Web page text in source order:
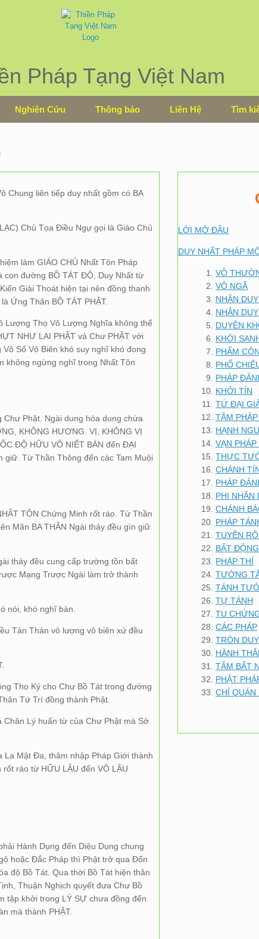
Pháp Tạng Việt Nam
Nghiên Cứu Thông báo Liên Hệ Tìm
Chung liên tiếp duy nhất gồm có BA
Chủ Tọa Điều Ngự gọi là Giáo Chủ
làm GIÁO CHỦ Nhất Tôn Pháp
con đường BỒ TÁT ĐỘ, Duy Nhất từ
Giải Thoát hiện tại nên đồng thanh
Ứng Thân BỒ TÁT PHẬT.
Lượng Thọ Vô Lượng Nghĩa không thể
NHƯ LAI PHẬT và Chư PHẬT với
Số Vô Biên khó suy nghĩ khó đong
không ngừng nghĩ trong Nhất Tôn
Phật. Ngài dung hòa dung chứa
KHÔNG HƯƠNG. VỊ, KHÔNG VỊ
ĐỘ HỮU VÔ NIẾT BÀN đến ĐẠI
giữ. Từ Thần Thông đến các Tam Muội
TÔN Chứng Minh rốt ráo. Từ Thần
Mãn BA THÂN Ngài thảy đều gìn giữ
thảy đều cung cấp trường tồn bất
Mạng Trược Ngài làm trở thành
nói, khó nghĩ bàn.
Tán Thán vô lượng vô biên xứ đều
Thọ Ký cho Chư Bồ Tát trong đường
Tứ Trí đồng thành Phật.
Lý huấn từ của Chư Phật mà Sở
Mật Đa, thâm nhập Pháp Giới thành
ráo từ HỮU LẬU đến VÔ LẬU
Hành Dụng đến Diệu Dụng chung
hoặc Đắc Pháp thì Phật trở qua Đốn
độ Bồ Tát. Qua thời Bồ Tát hiện thân
Thuận Nghịch quyết đưa Chư Bồ
tập khởi trong LÝ SỰ chưa đồng đến
mà thành PHẬT.
LỜI MỞ ĐẦU
DUY NHẤT PHÁP
VÔ
VÔ NGÃ
NHÂN
NHÂN
DUYÊN
KHỞI
PHẨM
PHỔ
PHÁP
KHỞI TÍN
TỨ ĐẠI
TÂM
HẠNH
VẠN
THỰC
CHÁNH
PHÁP
PHI NHÂN
CHÁNH
PHÁP
TUYÊN
BẤT ĐỘNG
PHÁP THÍ
TƯỚNG
TÁNH
TỰ TÁNH
TU
CÁC PHÁP
TRÒN
HÀNH
TÂM BẤT
PHẬT
CHỈ QUÁN